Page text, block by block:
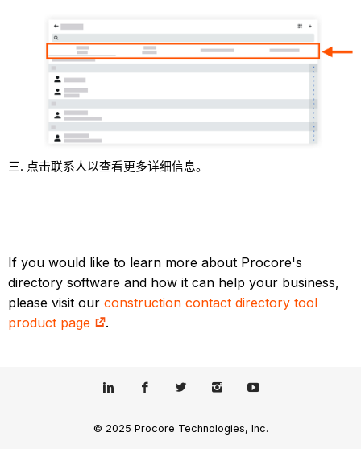
点击联系人以查看更多详细信息。
If you would like to learn more about Procore's
directory software and how it can help your business,
please visit ourconstruction contact directory tool
product page
.
© 2025 Procore Technologies, Inc.